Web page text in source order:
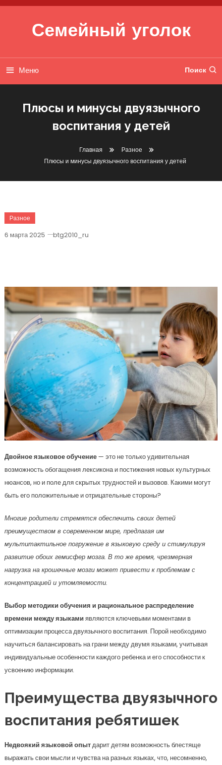
Перейти к содержимому
Семейный уголок
Меню Поиск
Плюсы и минусы двуязычного
воспитания у детей
Главная
Разное
Плюсы и минусы двуязычного воспитания у детей
Разное
6 марта 2025 btg2010_ru
Двойное языковое обучение— это не только удивительная
возможность обогащения лексикона и постижения новых культурных
нюансов, но и поле для скрытых трудностей и вызовов. Какими могут
быть его положительные и отрицательные стороны?
Многие родители стремятся обеспечить своих детей
преимуществом в современном мире, предлагая им
мультитактильное погружение в языковую среду и стимулируя
развитие обоих гемисфер мозга. В то же время, чрезмерная
нагрузка на крошечные мозги может привести к проблемам с
концентрацией и утомляемости.
Выбор методики обучения и рациональное распределение
времени между языками являются ключевыми моментами в
оптимизации процесса двуязычного воспитания. Порой необходимо
научиться балансировать на грани между двумя языками, учитывая
индивидуальные особенности каждого ребенка и его способности к
усвоению информации.
Преимущества двуязычного
воспитания ребятишек
Недвоякий языковой опытдарит детям возможность блестяще
выражать свои мысли и чувства на разных языках, что, несомненно,